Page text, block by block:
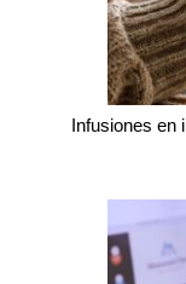
Infusiones en